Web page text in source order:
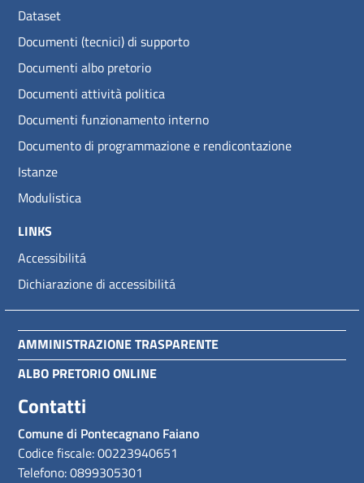
Dataset
Documenti (tecnici) di supporto
Documenti albo pretorio
Documenti attività politica
Documenti funzionamento interno
Documento di programmazione e rendicontazione
Istanze
Modulistica
LINKS
Accessibilitá
Dichiarazione di accessibilitá
AMMINISTRAZIONE TRASPARENTE
ALBO PRETORIO ONLINE
Contatti
Comune di Pontecagnano Faiano
Codice fiscale: 00223940651
Telefono: 0899305301